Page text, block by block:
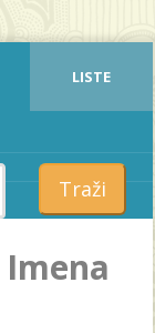
LISTE
Traži